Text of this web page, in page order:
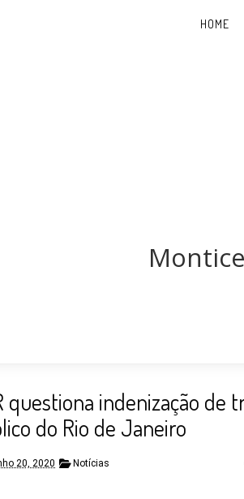
HOME
questiona indenização
do Rio de Janeiro
20, 2020 Notícias